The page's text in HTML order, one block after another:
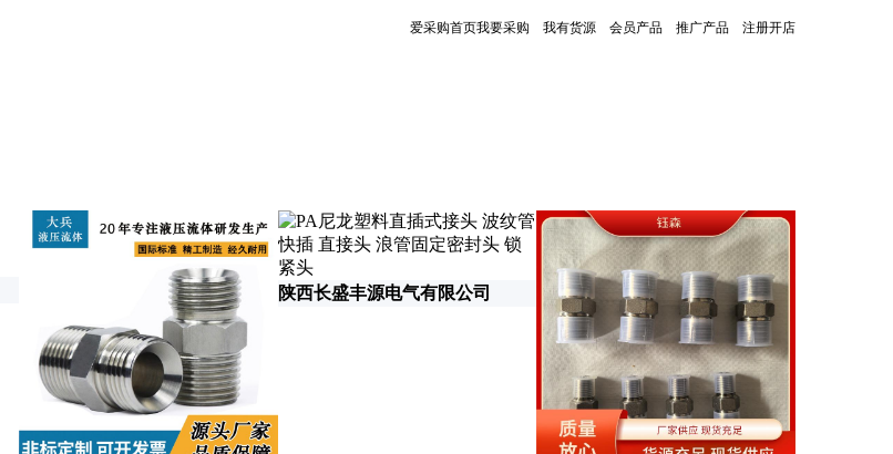
爱采购首页我要采购 我有货源 会员产品 推广产品 注册开店
更新时间：2026-06-26
陕西长盛丰源电气有限公司